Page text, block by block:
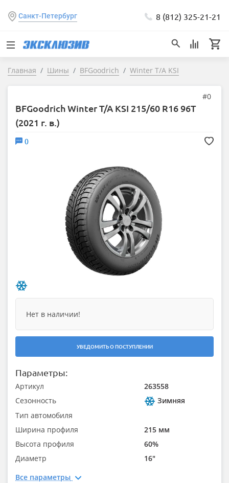
Санкт-Петербург 8 (812) 325-21-21
Главная Шины BFGoodrich Winter T/A KSI
#0
BFGoodrich Winter T/A KSI 215/60 R16 96T
(2021 г. в.)
0
Нет в наличии!
УВЕДОМИТЬ О ПОСТУПЛЕНИИ
Параметры:
Артикул
263558
Сезонность
Зимняя
Тип автомобиля
Ширина профиля
215 мм
Высота профиля
60%
Диаметр
16"
Все параметры